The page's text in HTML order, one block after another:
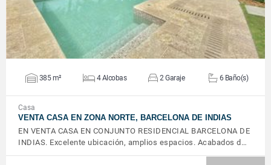
385 m² 4 Alcobas 2 Garaje 6 Baño(s)
Casa
VENTA CASA EN ZONA NORTE, BARCELONA DE INDIAS
EN VENTA CASA EN CONJUNTO RESIDENCIAL BARCELONA DE
INDIAS. Excelente ubicación, amplios espacios. Acabados d…